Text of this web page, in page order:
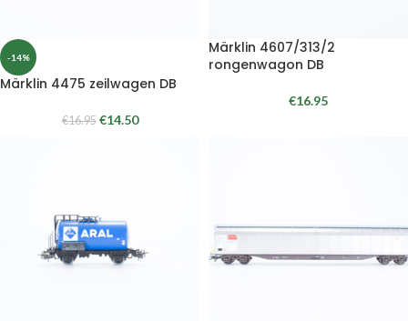
-14%
Märklin 4475 zeilwagen DB
€16.95 €14.50
Märklin 4607/313/2
rongenwagon DB
€16.95